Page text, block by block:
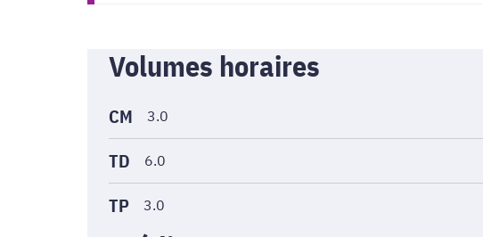
Informations
générales
Volumes horaires
CM 3.0
TD 6.0
TP 3.0